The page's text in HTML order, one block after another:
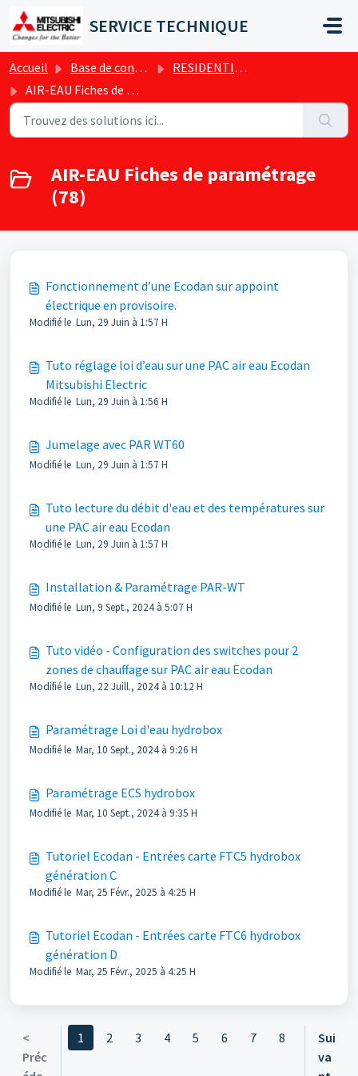
Passer au contenu principal
SERVICE TECHNIQUE
Accueil Base de connaissances
RESIDENTIEL - Conseils & Tutos techniques
AIR-EAU Fiches de paramétrage
AIR-EAU Fiches de paramétrage
(78)
Fonctionnement d’une Ecodan sur appoint
électrique en provisoire.
Modifié le Lun, 29 Juin à 1:57 H
Tuto réglage loi d’eau sur une PAC air eau Ecodan
Mitsubishi Electric
Modifié le Lun, 29 Juin à 1:56 H
Jumelage avec PAR WT60
Modifié le Lun, 29 Juin à 1:57 H
Tuto lecture du débit d'eau et des températures sur
une PAC air eau Ecodan
Modifié le Lun, 29 Juin à 1:57 H
Installation & Paramétrage PAR-WT
Modifié le Lun, 9 Sept., 2024 à 5:07 H
Tuto vidéo - Configuration des switches pour 2
zones de chauffage sur PAC air eau Ecodan
Modifié le Lun, 22 Juill., 2024 à 10:12 H
Paramétrage Loi d'eau hydrobox
Modifié le Mar, 10 Sept., 2024 à 9:26 H
Paramétrage ECS hydrobox
Modifié le Mar, 10 Sept., 2024 à 9:35 H
Tutoriel Ecodan - Entrées carte FTC5 hydrobox
génération C
Modifié le Mar, 25 Févr., 2025 à 4:25 H
Tutoriel Ecodan - Entrées carte FTC6 hydrobox
génération D
Modifié le Mar, 25 Févr., 2025 à 4:25 H
<
Préc
1 2 3 4 5 6 7 8
Sui
va